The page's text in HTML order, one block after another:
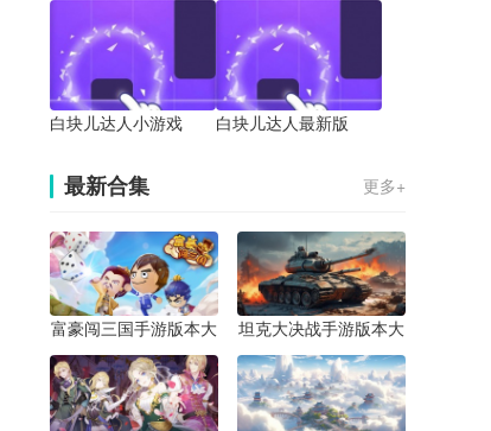
白块儿达人小游戏 白块儿达人最新版
最新合集 更多+
富豪闯三国手游版本大
全
坦克大决战手游版本大
全